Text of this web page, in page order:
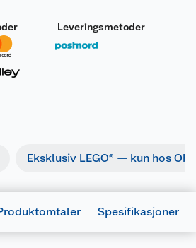
Leveringsmetoder
Eksklusiv LEGO® — kun hos
Spesifikasjoner